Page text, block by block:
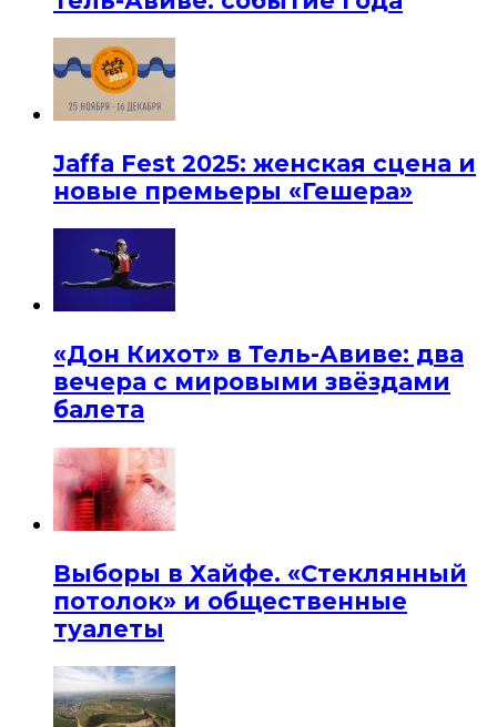
Jaffa Fest 2025: женская сцена и
новые премьеры «Гешера»
«Дон Кихот» в Тель-Авиве: два
вечера с мировыми звёздами
балета
Выборы в Хайфе. «Стеклянный
потолок» и общественные
туалеты